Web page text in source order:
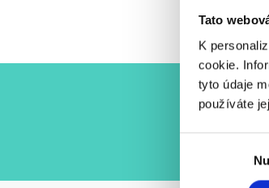
Tato
K
cookie.
tyto údaje
používáte